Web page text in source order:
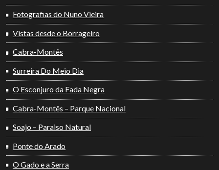
Fotografias do Nuno Vieira
Vistas desde o Borrageiro
Cabra-Montês
Surreira Do Meio Dia
O Esconjuro da Fada Negra
Cabra-Montês – Parque Nacional
Soajo – Paraiso Natural
Ponte do Arado
O Gado e a Serra